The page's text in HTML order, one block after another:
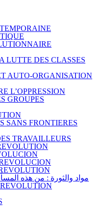
LUTTE DES CLASSES
AUTO-ORGANISATION
L’OPPRESSION
GROUPES
SANS FRONTIERES
TRAVAILLEURS
21, مواد والثورة : من هذه